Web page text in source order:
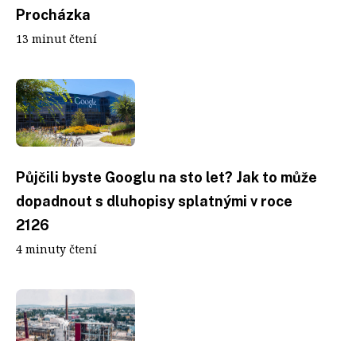
Procházka
13 minut čtení
Půjčili byste Googlu na sto let? Jak to může
dopadnout s dluhopisy splatnými v roce
2126
4 minuty čtení